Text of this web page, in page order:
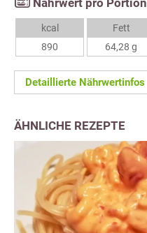
Nährwert pro Portion
kcal
890
Fett
64,28 g
Detaillierte Nährwertinfos
ÄHNLICHE REZEPTE